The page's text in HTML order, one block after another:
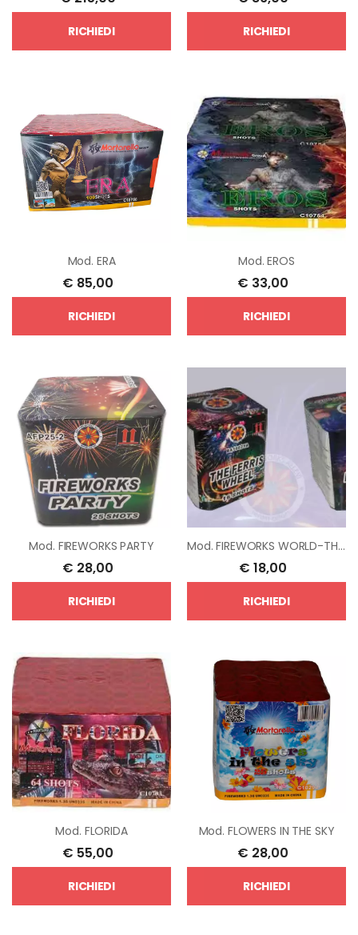
RICHIEDI RICHIEDI
Mod. ERA
€ 85,00
RICHIEDI
Mod.EROS
€ 33,00
RICHIEDI
Mod. FIREWORKS PARTY
€ 28,00
RICHIEDI
Mod.FIREWORKS WORLD-THE FERRIES WHEEL-FIREWORKS FESTIVAL-PEACEFUL LAND
€ 18,00
RICHIEDI
Mod. FLORIDA
€ 55,00
RICHIEDI
Mod. FLOWERS IN THE SKY
€ 28,00
RICHIEDI